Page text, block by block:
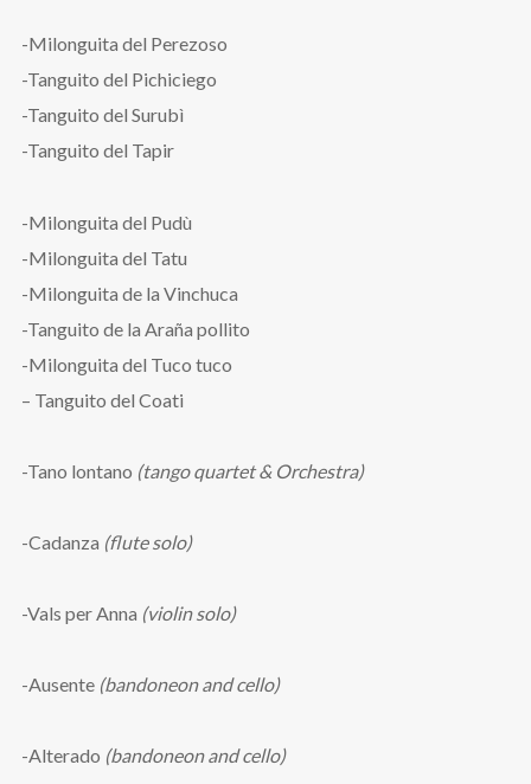
-Milonguita del Perezoso
-Tanguito del Pichiciego
-Tanguito del Surubì
-Tanguito del Tapir
-Milonguita del Pudù
-Milonguita del Tatu
-Milonguita de la Vinchuca
-Tanguito de la Araña pollito
-Milonguita del Tuco tuco
– Tanguito del Coati
-Tano lontano (tango quartet & Orchestra)
-Cadanza (flute solo)
-Vals per Anna (violin solo)
-Ausente (bandoneon and cello)
-Alterado (bandoneon and cello)